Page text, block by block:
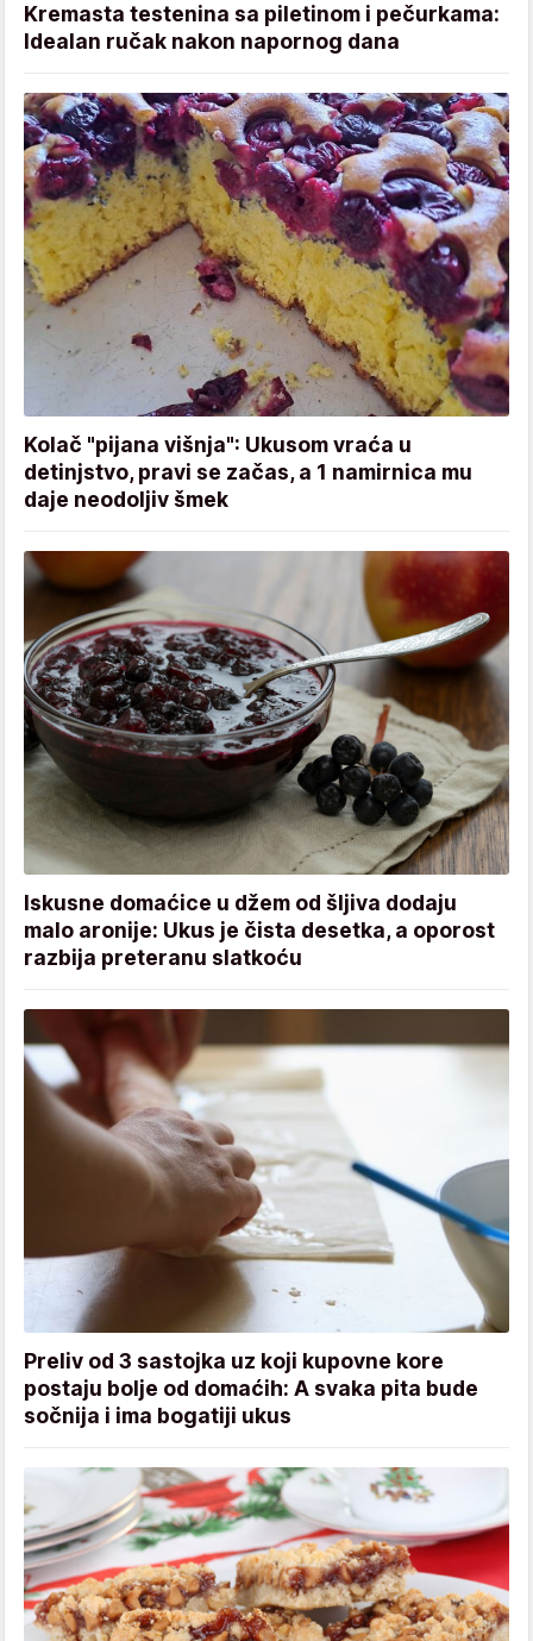
Kremasta testenina sa piletinom i pečurkama:
Idealan ručak nakon napornog dana
Kolač "pijana višnja": Ukusom vraća u
detinjstvo, pravi se začas, a 1 namirnica mu
daje neodoljiv šmek
Iskusne domaćice u džem od šljiva dodaju
malo aronije: Ukus je čista desetka, a oporost
razbija preteranu slatkoću
Preliv od 3 sastojka uz koji kupovne kore
postaju bolje od domaćih: A svaka pita bude
sočnija i ima bogatiji ukus